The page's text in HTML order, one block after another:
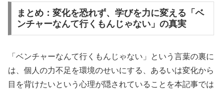
まとめ：変化を恐れず、学びを力に変える「ベ
ンチャーなんて行くもんじゃない」の真実
「ベンチャーなんて行くもんじゃない」という言葉の裏に
は、個人の力不足を環境のせいにする、あるいは変化から
目を背けたいという心理が隠されていることを本記事では